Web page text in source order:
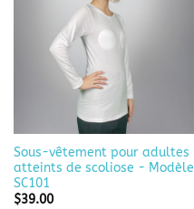
Sous-vêtement pour adultes
atteints de scoliose - Modèle
SC101
$39.00